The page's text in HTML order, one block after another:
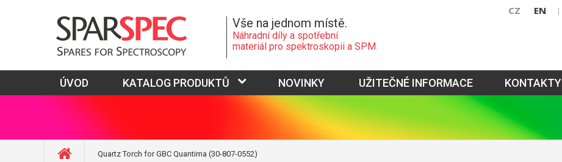
Vše na jednom místě.
Náhradní díly a spotřební
materiál pro spektroskopii a SPM.
CZ EN
ÚVOD KATALOG PRODUKTŮ NOVINKY UŽITEČNÉ INFORMACE KONTAKTY
Quartz Torch for GBC Quantima (30-807-0552)